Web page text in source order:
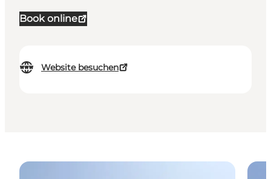
Book online
Website besuchen